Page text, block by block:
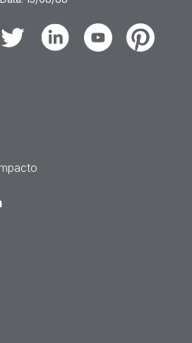
Twitter LinkedinYoutubePinterest